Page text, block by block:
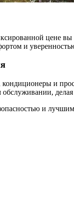
цене вы
и
и
обслуживании,
и